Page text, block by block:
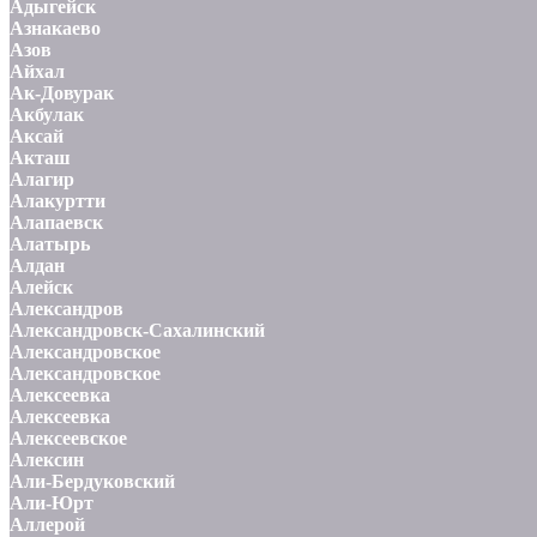
Адыгейск
Азнакаево
Азов
Айхал
Ак-Довурак
Акбулак
Аксай
Акташ
Алагир
Алакуртти
Алапаевск
Алатырь
Алдан
Алейск
Александров
Александровск-Сахалинский
Александровское
Александровское
Алексеевка
Алексеевка
Алексеевское
Алексин
Али-Бердуковский
Али-Юрт
Аллерой